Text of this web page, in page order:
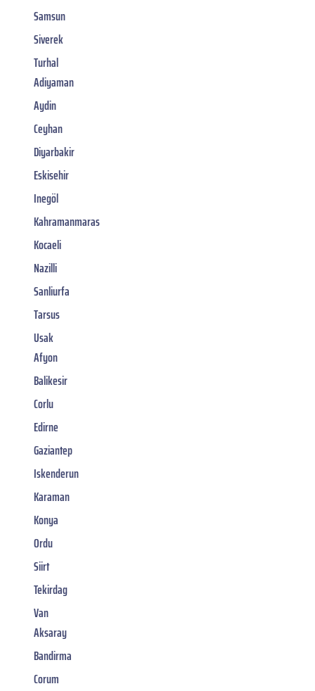
Samsun
Siverek
Turhal
Adiyaman
Aydin
Ceyhan
Diyarbakir
Eskisehir
Inegöl
Kahramanmaras
Kocaeli
Nazilli
Sanliurfa
Tarsus
Usak
Afyon
Balikesir
Corlu
Edirne
Gaziantep
Iskenderun
Karaman
Konya
Ordu
Siirt
Tekirdag
Van
Aksaray
Bandirma
Corum